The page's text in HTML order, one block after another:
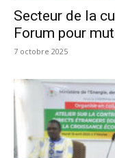
Secteur de la
Forum pour
7 octobre 2025